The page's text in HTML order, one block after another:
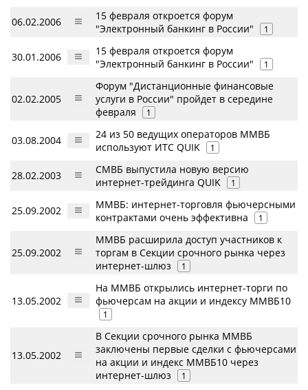
06.02.2006
15 февраля откроется форум
"Электронный банкинг в России"
1
30.01.2006
15 февраля откроется форум
"Электронный банкинг в России"
1
02.02.2005
Форум "Дистанционные финансовые
услуги в России" пройдет в середине
февраля
1
03.08.2004
24 из 50 ведущих операторов ММВБ
используют ИТС QUIK
1
28.02.2003
СМВБ выпустила новую версию
интернет-трейдинга QUIK
1
25.09.2002
ММВБ: интернет-торговля фьючерсными
контрактами очень эффективна
1
25.09.2002
ММВБ расширила доступ участников к
торгам в Секции срочного рынка через
интернет-шлюз
1
13.05.2002
На ММВБ открылись интернет-торги по
фьючерсам на акции и индексу ММВБ10
1
13.05.2002
В Секции срочного рынка ММВБ
заключены первые сделки с фьючерсами
на акции и индекс ММВБ10 через
интернет-шлюз
1